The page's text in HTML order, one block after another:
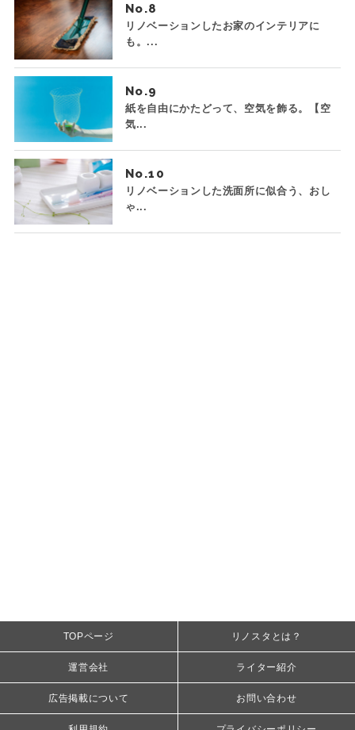
No.
リノベーションしたお家のインテリアに
も。...
No.
紙を自由にかたどって、空気を飾る。【空
気...
No.
リノベーションした洗面所に似合う、おし
ゃ...
TOPページ リノスタとは？
運営会社 ライター紹介
広告掲載について お問い合わせ